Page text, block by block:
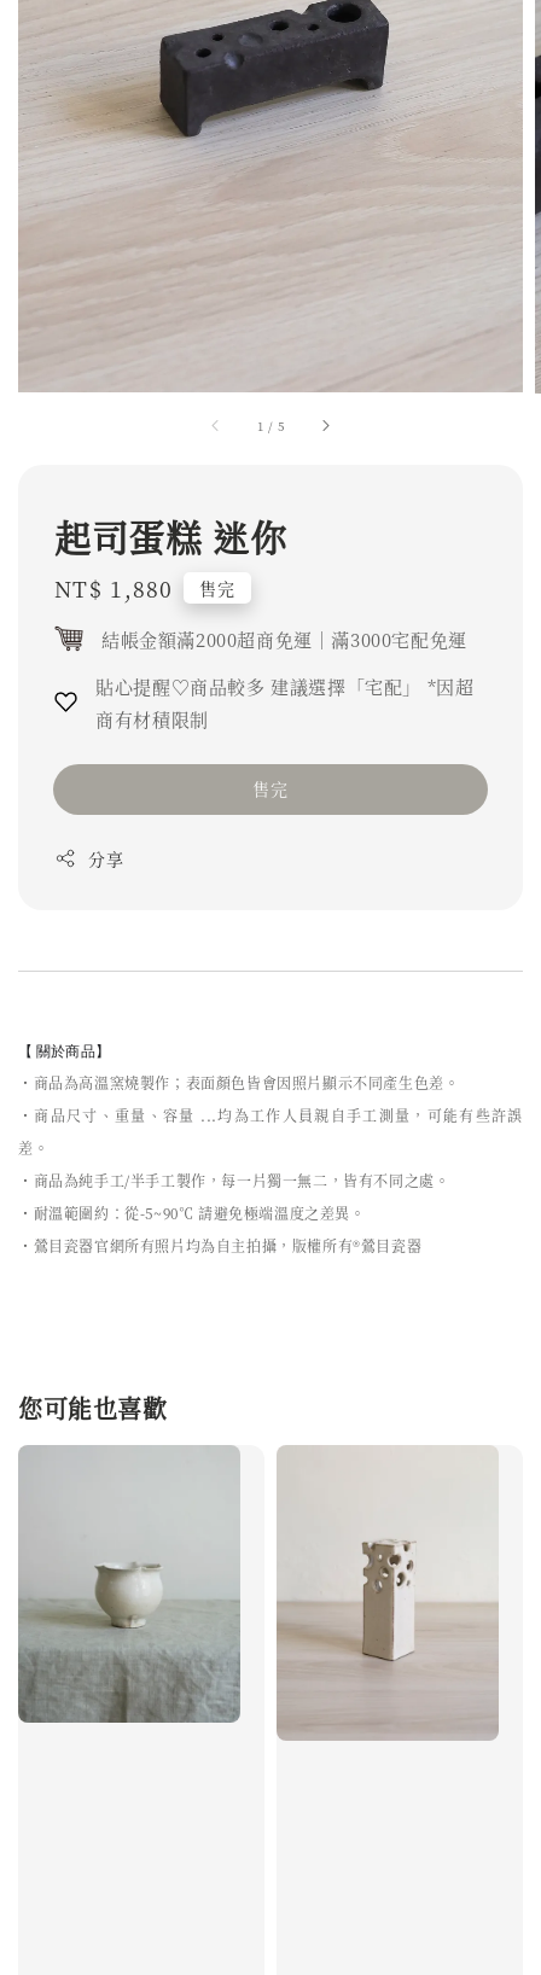
1 / 5
起司蛋糕 迷你
Regular
price
NT$ 1,880 售完
結帳金額滿2000超商免運｜滿3000宅配免運
貼心提醒♡商品較多 建議選擇「宅配」 *因超
商有材積限制
售完
分享
【 關於商品】
・商品為高溫窯燒製作；表面顏色皆會因照片顯示不同產生色差。
・商品尺寸、重量、容量 ...均為工作人員親自手工測量，可能有些許誤
差。
・商品為純手工/半手工製作，每一片獨一無二，皆有不同之處。
・耐溫範圍約：從-5~90℃ 請避免極端溫度之差異。
・鶯目瓷器官網所有照片均為自主拍攝，版權所有®鶯目瓷器
您可能也喜歡